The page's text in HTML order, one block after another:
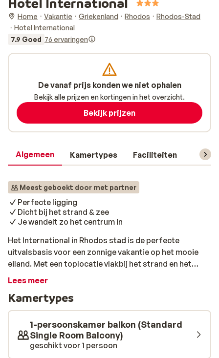
Home Vakantie Griekenland Rhodos
Rhodos-Stad
Hotel International
7.9 Goed 76 ervaringen
Algemeen Kamertypes Faciliteiten
Meest geboekt door met partner
Perfecte ligging
Dicht bij het strand & zee
Je wandelt zo het centrum in
Het International in Rhodos stad is de perfecte
uitvalsbasis voor een zonnige vakantie op het mooie
eiland. Met een toplocatie vlakbij het strand en het
historische oude centrum, biedt het hotel gasten de
Geniet van comfortabele kamers en de charme van
Rhodos binnen handbereik.
Lees meer
Kamertypes
1-persoonskamer balkon (Standard
Single Room Balcony)
geschikt voor 1 persoon
De vanaf prijs konden we niet ophalen
Bekijk alle prijzen en kortingen in het overzicht.
Bekijk prijzen